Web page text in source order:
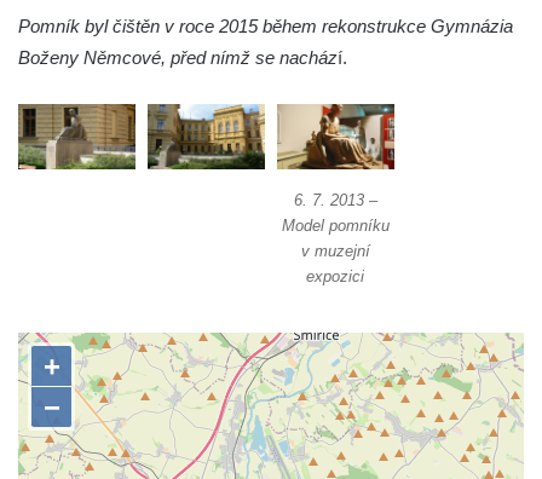
Poslední dochovaný tramvajový sloup na
Pražské třídě v Českých Budějovicích
Českých Budějovicích
Socha svatého Jana Nepomuckého Na
Sochy brouků u Mlýnské stoky v Českých
nádvoří kláštera dominikánů v Českých
Budějovicích
Socha svatého Zachariáše na nádvoří
kláštera dominikánů v Českých
Pomník byl čištěn v roce 2015 během rekonstrukce Gymnázia
Boženy Němcové, před nímž se nachází.
6. 7. 2013 –
Model pomníku
v muzejní
expozici